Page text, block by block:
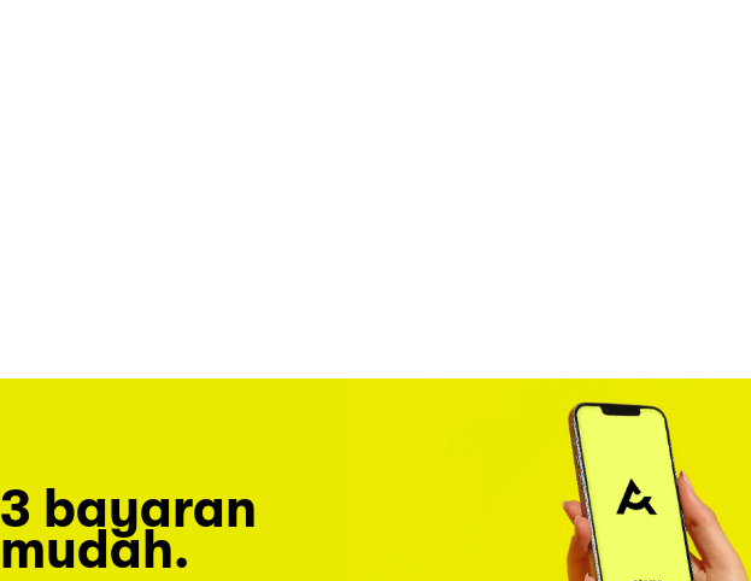
3 bayaran
mudah.